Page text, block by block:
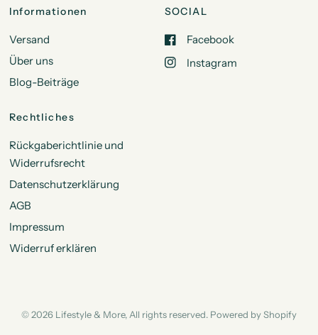
Informationen
Versand
Über uns
Blog-Beiträge
SOCIAL
Facebook
Instagram
Rechtliches
Rückgaberichtlinie und
Widerrufsrecht
Datenschutzerklärung
AGB
Impressum
Widerruf erklären
© 2026 Lifestyle & More, All rights reserved. Powered by Shopify